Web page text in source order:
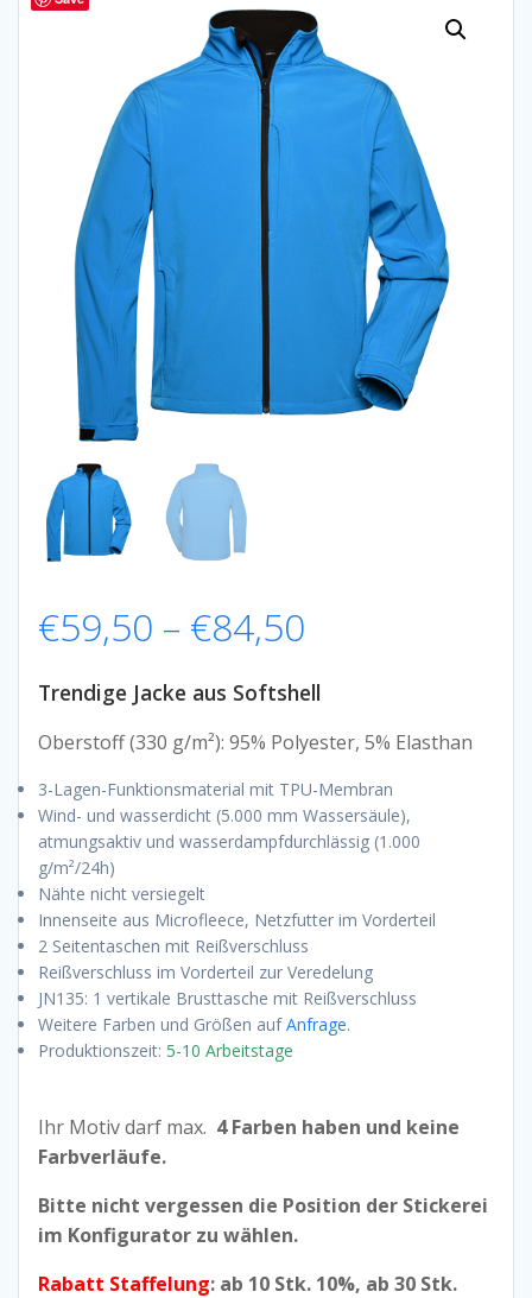
€59,50 – €84,50
€59,50
bis
€84,50
Trendige Jacke aus Softshell
Oberstoff (330 g/m²): 95% Polyester, 5% Elasthan
3-Lagen-Funktionsmaterial mit TPU-Membran
Wind- und wasserdicht (5.000 mm Wassersäule),
atmungsaktiv und wasserdampfdurchlässig (1.000
g/m²/24h)
Nähte nicht versiegelt
Innenseite aus Microfleece, Netzfutter im Vorderteil
2 Seitentaschen mit Reißverschluss
Reißverschluss im Vorderteil zur Veredelung
JN135: 1 vertikale Brusttasche mit Reißverschluss
Weitere Farben und Größen aufAnfrage.
Produktionszeit: 5-10 Arbeitstage
Ihr Motiv darf max. 4 Farben haben und keine
Farbverläufe.
Bitte nicht vergessen die Position der Stickerei
im Konfigurator zu wählen.
Rabatt Staffelung: ab 10 Stk. 10%, ab 30 Stk.